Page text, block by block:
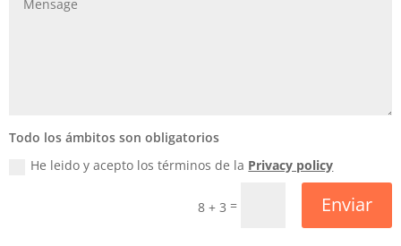
Todo los ámbitos son obligatorios
He leido y acepto los términos de la Privacy policy
8 + 3 = Enviar